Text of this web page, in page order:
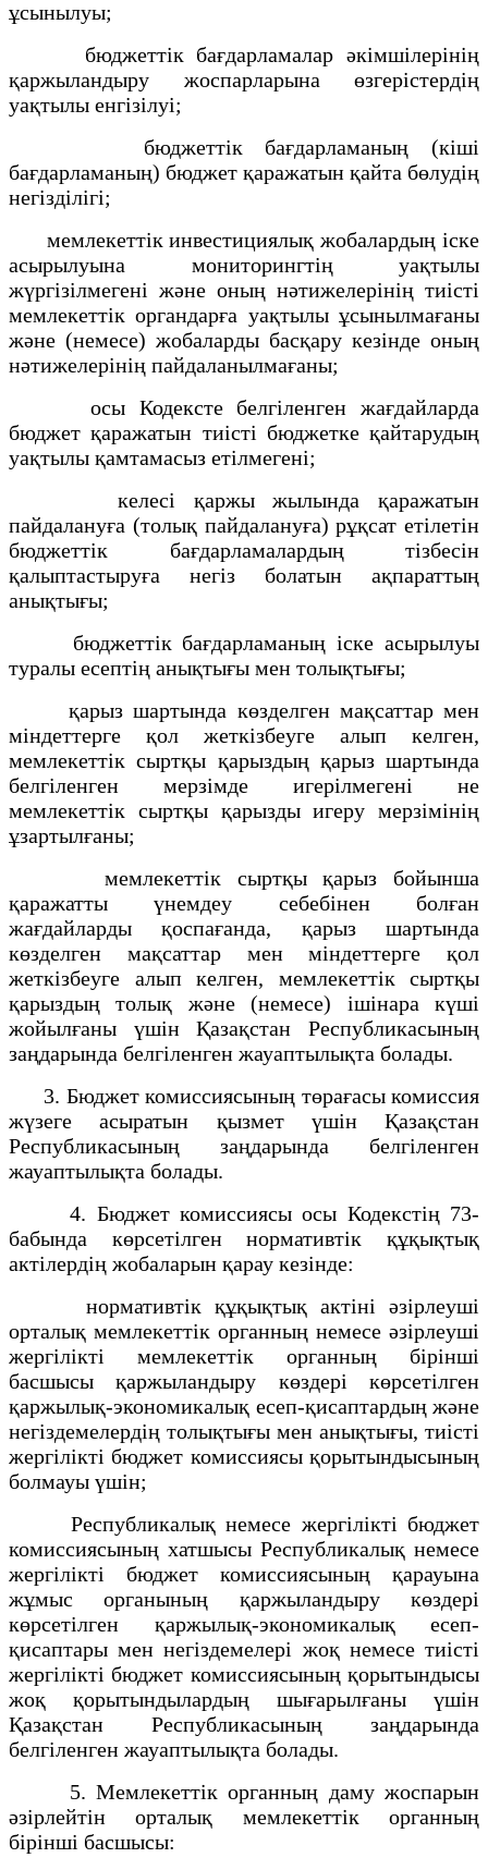
ұсынылуы;
бюджеттік бағдарламалар әкімшілерінің
қаржыландыру жоспарларына өзгерістердің
уақтылы енгізілуі;
бюджеттік бағдарламаның (кіші
бағдарламаның) бюджет қаражатын қайта бөлудің
негізділігі;
мемлекеттік инвестициялық жобалардың іске
асырылуына мониторингтің уақтылы
жүргізілмегені және оның нәтижелерінің тиісті
мемлекеттік органдарға уақтылы ұсынылмағаны
және (немесе) жобаларды басқару кезінде оның
нәтижелерінің пайдаланылмағаны;
осы Кодексте белгіленген жағдайларда
бюджет қаражатын тиісті бюджетке қайтарудың
уақтылы қамтамасыз етілмегені;
келесі қаржы жылында қаражатын
пайдалануға (толық пайдалануға) рұқсат етілетін
бюджеттік бағдарламалардың тізбесін
қалыптастыруға негіз болатын ақпараттың
анықтығы;
бюджеттік бағдарламаның іске асырылуы
туралы есептің анықтығы мен толықтығы;
қарыз шартында көзделген мақсаттар мен
міндеттерге қол жеткізбеуге алып келген,
мемлекеттік сыртқы қарыздың қарыз шартында
белгіленген мерзімде игерілмегені не
мемлекеттік сыртқы қарызды игеру мерзімінің
ұзартылғаны;
мемлекеттік сыртқы қарыз бойынша
қаражатты үнемдеу себебінен болған
жағдайларды қоспағанда, қарыз шартында
көзделген мақсаттар мен міндеттерге қол
жеткізбеуге алып келген, мемлекеттік сыртқы
қарыздың толық және (немесе) ішінара күші
жойылғаны үшін Қазақстан Республикасының
заңдарында белгіленген жауаптылықта болады.
3. Бюджет комиссиясының төрағасы комиссия
жүзеге асыратын қызмет үшін Қазақстан
Республикасының заңдарында белгіленген
жауаптылықта болады.
4. Бюджет комиссиясы осы Кодекстің 73-
бабында көрсетілген нормативтік құқықтық
актілердің жобаларын қарау кезінде:
нормативтік құқықтық актіні әзірлеуші
орталық мемлекеттік органның немесе әзірлеуші
жергілікті мемлекеттік органның бірінші
басшысы қаржыландыру көздері көрсетілген
қаржылық-экономикалық есеп-қисаптардың және
негіздемелердің толықтығы мен анықтығы, тиісті
жергілікті бюджет комиссиясы қорытындысының
болмауы үшін;
Республикалық немесе жергілікті бюджет
комиссиясының хатшысы Республикалық немесе
жергілікті бюджет комиссиясының қарауына
жұмыс органының қаржыландыру көздері
көрсетілген қаржылық-экономикалық есеп-
қисаптары мен негіздемелері жоқ немесе тиісті
жергілікті бюджет комиссиясының қорытындысы
жоқ қорытындылардың шығарылғаны үшін
Қазақстан Республикасының заңдарында
белгіленген жауаптылықта болады.
5. Мемлекеттік органның даму жоспарын
әзірлейтін орталық мемлекеттік органның
бірінші басшысы: